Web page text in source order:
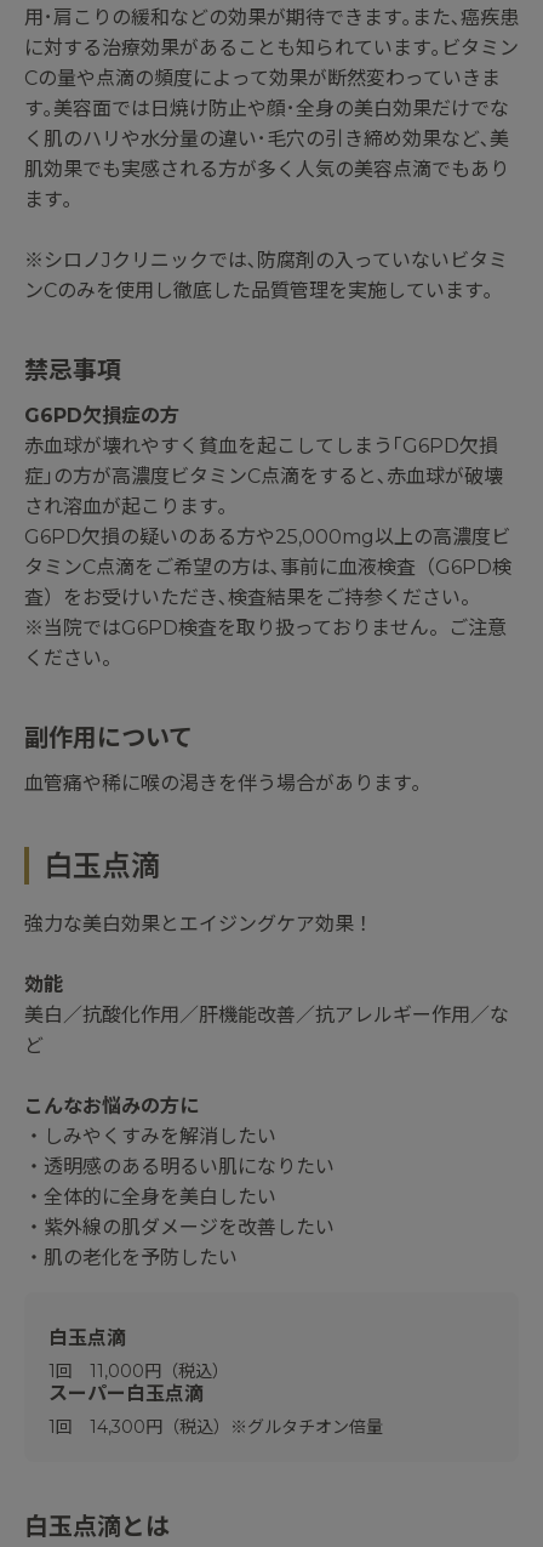
用･肩こりの緩和などの効果が期待できます｡また､癌疾患
に対する治療効果があることも知られています｡ビタミン
Cの量や点滴の頻度によって効果が断然変わっていきま
す｡美容面では⽇焼け防⽌や顔･全⾝の美⽩効果だけでな
く肌のハリや⽔分量の違い･⽑⽳の引き締め効果など､美
肌効果でも実感される⽅が多く⼈気の美容点滴でもあり
ます｡
※シロノJクリニックでは､防腐剤の入っていないビタミ
ンCのみを使用し徹底した品質管理を実施しています｡
禁忌事項
G6PD欠損症の方
赤血球が壊れやすく貧血を起こしてしまう｢G6PD欠損
症｣の方が高濃度ビタミンC点滴をすると､赤血球が破壊
され溶血が起こります｡
G6PD欠損の疑いのある方や25,000mg以上の高濃度ビ
タミンC点滴をご希望の方は､事前に血液検査（G6PD検
査）をお受けいただき､検査結果をご持参ください。
※当院ではG6PD検査を取り扱っておりません。ご注意
ください。
副作用について
血管痛や稀に喉の渇きを伴う場合があります｡
白玉点滴
強力な美白効果とエイジングケア効果！
効能
美白／抗酸化作用／肝機能改善／抗アレルギー作用／な
ど
こんなお悩みの方に
・しみやくすみを解消したい
・透明感のある明るい肌になりたい
・全体的に全身を美白したい
・紫外線の肌ダメージを改善したい
・肌の老化を予防したい
白玉点滴
1回 11,000円（税込）
スーパー白玉点滴
1回 14,300円（税込）※グルタチオン倍量
白玉点滴とは